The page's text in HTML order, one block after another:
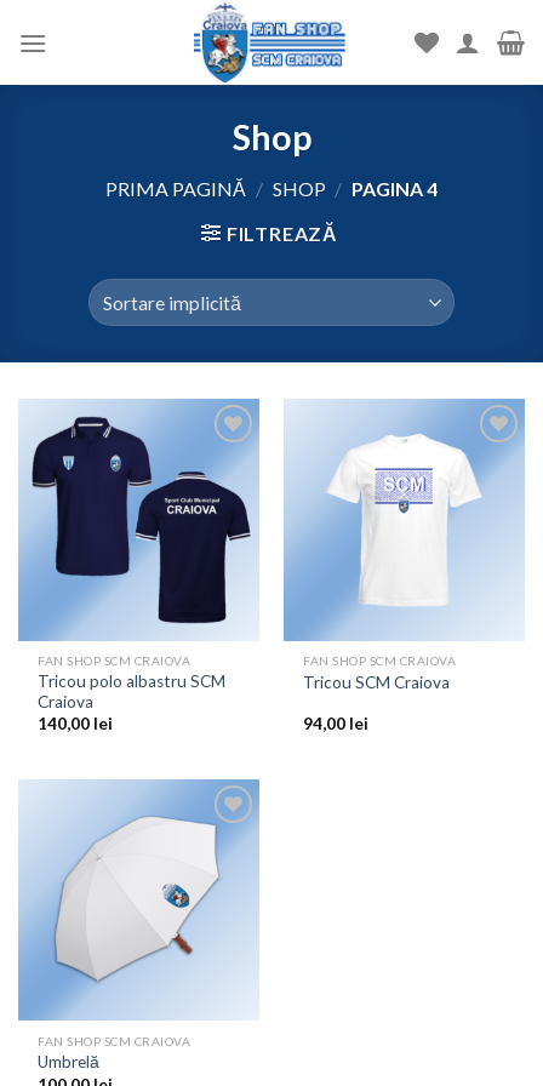
Shop
PRIMA PAGINĂ / SHOP / PAGINA 4
FILTREAZĂ
Add to
wishlist
FAN SHOP SCM CRAIOVA
Tricou polo albastru SCM
Craiova
140,00 lei
Add to
FAN SHOP SCM CRAIOVA
Tricou SCM Craiova
94,00 lei
Add to
wishlist
FAN SHOP SCM CRAIOVA
Umbrelă